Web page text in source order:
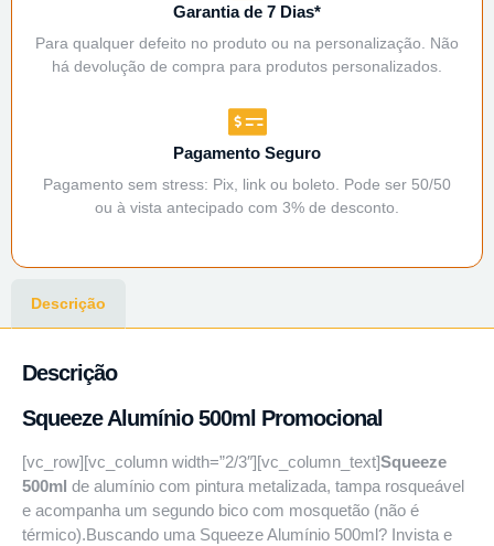
Garantia de 7 Dias*
Para qualquer defeito no produto ou na personalização. Não
há devolução de compra para produtos personalizados.
Pagamento Seguro
Pagamento sem stress: Pix, link ou boleto. Pode ser 50/50
ou à vista antecipado com 3% de desconto.
Descrição
Descrição
Squeeze Alumínio 500ml Promocional
[vc_row][vc_column width=”2/3″][vc_column_text]Squeeze
500ml de alumínio com pintura metalizada, tampa rosqueável
e acompanha um segundo bico com mosquetão (não é
térmico).Buscando uma Squeeze Alumínio 500ml? Invista e